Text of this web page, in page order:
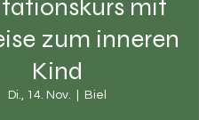
mit
zum inneren
Kind
Di., 14. Nov. Biel